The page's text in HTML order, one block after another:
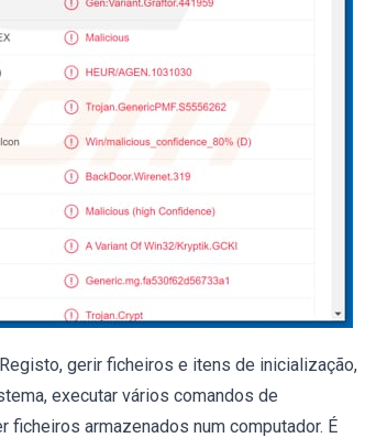
gerir ficheiros e itens de inicialização,
executar vários comandos de
armazenados num computador. É